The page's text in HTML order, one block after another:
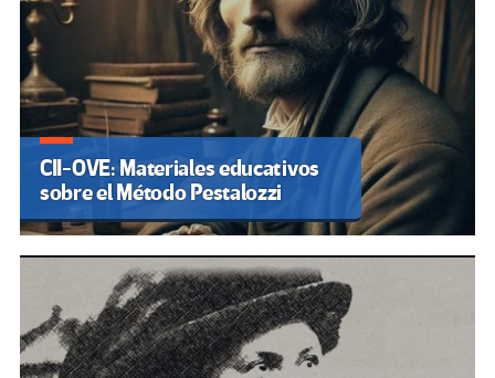
CII-OVE: Materiales educativos
sobre el Método Pestalozzi